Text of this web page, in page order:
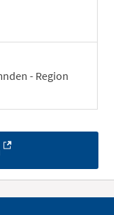
- Region